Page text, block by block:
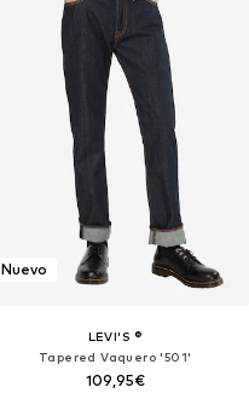
Nuevo
LEVI'S ®
Tapered Vaquero '501'
109,95€